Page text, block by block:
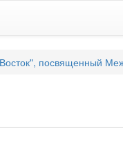
посвященный